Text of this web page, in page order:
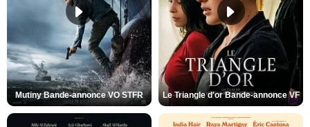
Mutiny Bande-annonce VO STFR Le Triangle d'or Bande-annonce VF